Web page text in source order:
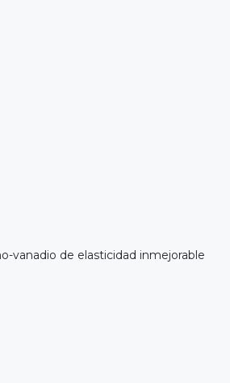
vanadio de elasticidad inmejorable